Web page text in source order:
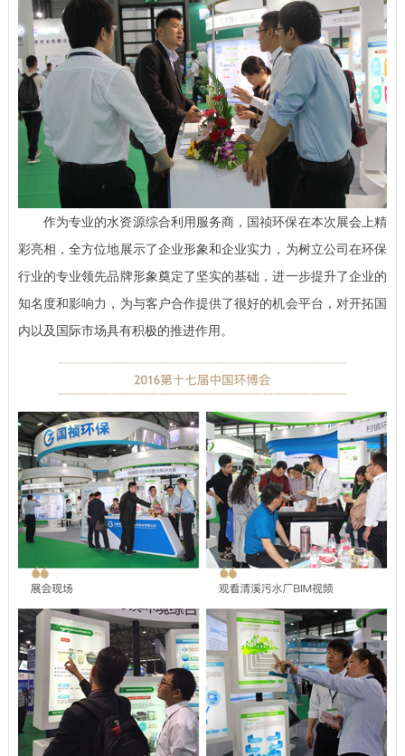
作为专业的水资源综合利用服务商，国祯环保在本次展会上精
彩亮相，全方位地展示了企业形象和企业实力，为树立公司在环保
行业的专业领先品牌形象奠定了坚实的基础，进一步提升了企业的
知名度和影响力，为与客户合作提供了很好的机会平台，对开拓国
内以及国际市场具有积极的推进作用。